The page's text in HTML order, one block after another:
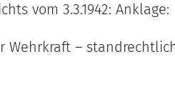
vom 3.3.1942: Anklage:
Wehrkraft –